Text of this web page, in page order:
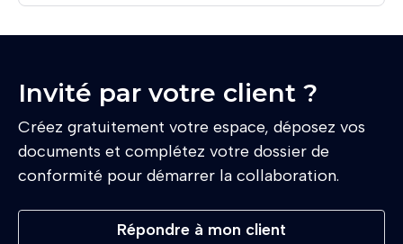
Invité par votre client ?
Créez gratuitement votre espace, déposez vos
documents et complétez votre dossier de
conformité pour démarrer la collaboration.
Répondre à mon client